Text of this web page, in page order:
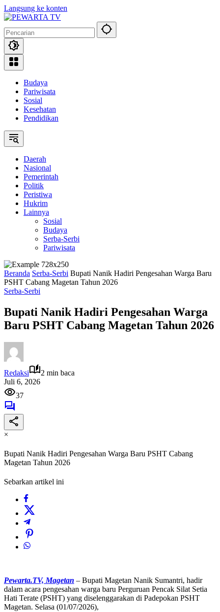
Langsung ke konten
Budaya
Pariwisata
Sosial
Kesehatan
Pendidikan
Daerah
Nasional
Pemerintah
Politik
Peristiwa
Hukrim
Lainnya
Sosial
Budaya
Serba-Serbi
Pariwisata
Beranda Serba-Serbi Bupati Nanik Hadiri Pengesahan Warga Baru
PSHT Cabang Magetan Tahun 2026
Serba-Serbi
Bupati Nanik Hadiri Pengesahan Warga
Baru PSHT Cabang Magetan Tahun 2026
Redaksi
2 min baca
Juli 6, 2026
37
×
Bupati Nanik Hadiri Pengesahan Warga Baru PSHT Cabang
Magetan Tahun 2026
Sebarkan artikel ini
Pewarta.TV, Magetan – Bupati Magetan Nanik Sumantri, hadir
dalam acara pengesahan warga baru Perguruan Pencak Silat Setia
Hati Terate (PSHT) yang diselenggarakan di Padepokan PSHT
Magetan. Selasa (01/07/2026),